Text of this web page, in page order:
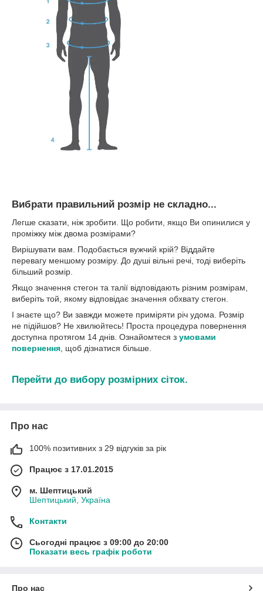
Вибрати правильний розмір не складно...
Легше сказати, ніж зробити. Що робити, якщо Ви опинилися у
проміжку між двома розмірами?
Вирішувати вам. Подобається вужчий крій? Віддайте
перевагу меншому розміру. До душі вільні речі, тоді виберіть
більший розмір.
Якщо значення стегон та талії відповідають різним розмірам,
виберіть той, якому відповідає значення обхвату стегон.
І знаєте що? Ви завжди можете приміряти річ удома. Розмір
не підійшов? Не хвилюйтесь! Проста процедура повернення
доступна протягом 14 днів. Ознайомтеся з умовами
повернення , щоб дізнатися більше.
Перейти до вибору розмірних сіток.
Про нас
100% позитивних з 29 відгуків за рік
Працює з 17.01.2015
м. Шептицький
Шептицький, Україна
Контакти
Сьогодні працює з 09:00 до 20:00
Показати весь графік роботи
Про нас